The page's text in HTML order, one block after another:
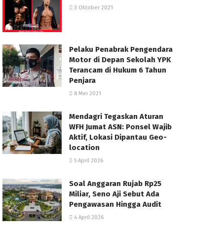
3 Oktober 2021
Pelaku Penabrak Pengendara
Motor di Depan Sekolah YPK
Terancam di Hukum 6 Tahun
Penjara
8 Mei 2021
Mendagri Tegaskan Aturan
WFH Jumat ASN: Ponsel Wajib
Aktif, Lokasi Dipantau Geo-
location
5 April 2026
Soal Anggaran Rujab Rp25
Miliar, Seno Aji Sebut Ada
Pengawasan Hingga Audit
4 April 2026